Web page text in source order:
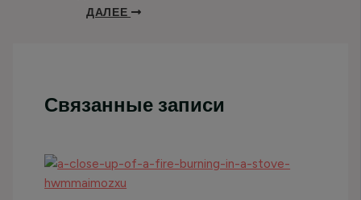
ДАЛЕЕ
Связанные записи